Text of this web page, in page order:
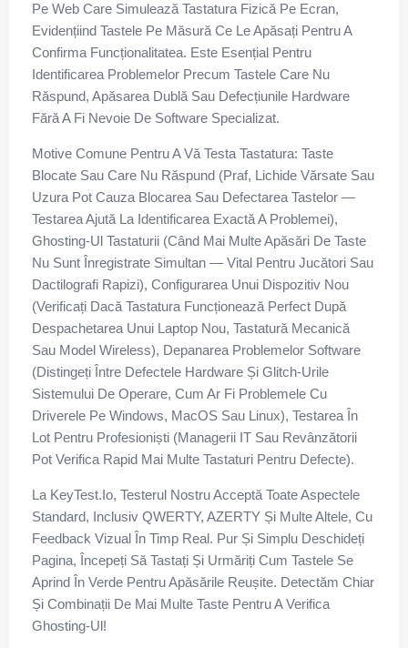
Pe Web Care Simulează Tastatura Fizică Pe Ecran,
Evidențiind Tastele Pe Măsură Ce Le Apăsați Pentru A
Confirma Funcționalitatea. Este Esențial Pentru
Identificarea Problemelor Precum Tastele Care Nu
Răspund, Apăsarea Dublă Sau Defecțiunile Hardware
Fără A Fi Nevoie De Software Specializat.
Motive Comune Pentru A Vă Testa Tastatura: Taste
Blocate Sau Care Nu Răspund (praf, Lichide Vărsate Sau
Uzura Pot Cauza Blocarea Sau Defectarea Tastelor —
Testarea Ajută La Identificarea Exactă A Problemei),
Ghosting-Ul Tastaturii (când Mai Multe Apăsări De Taste
Nu Sunt Înregistrate Simultan — Vital Pentru Jucători Sau
Dactilografi Rapizi), Configurarea Unui Dispozitiv Nou
(verificați Dacă Tastatura Funcționează Perfect După
Despachetarea Unui Laptop Nou, Tastatură Mecanică
Sau Model Wireless), Depanarea Problemelor Software
(distingeți Între Defectele Hardware Și Glitch-Urile
Sistemului De Operare, Cum Ar Fi Problemele Cu
Driverele Pe Windows, MacOS Sau Linux), Testarea În
Lot Pentru Profesioniști (managerii IT Sau Revânzătorii
Pot Verifica Rapid Mai Multe Tastaturi Pentru Defecte).
La KeyTest.io, Testerul Nostru Acceptă Toate Aspectele
Standard, Inclusiv QWERTY, AZERTY Și Multe Altele, Cu
Feedback Vizual În Timp Real. Pur Și Simplu Deschideți
Pagina, Începeți Să Tastați Și Urmăriți Cum Tastele Se
Aprind În Verde Pentru Apăsările Reușite. Detectăm Chiar
Și Combinații De Mai Multe Taste Pentru A Verifica
Ghosting-Ul!